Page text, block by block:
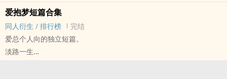
BL - 短篇 - 完结
爱抱梦短篇合集
同人衍生 / 排行榜
完结
爱总个人向的独立短篇。
淡路一生